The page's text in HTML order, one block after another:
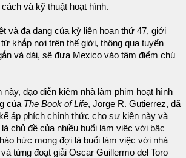
và kỹ thuật hoạt hình.
và đa dạng của kỳ liên hoan thứ 47, giới
khắp nơi trên thế giới, thông qua tuyển
và dài, sẽ đưa Mexico vào tâm điểm chú
đạo diễn kiêm nhà làm phim hoạt hình
của The Book of Life, Jorge R. Gutierrez, đã
áp phích chính thức cho sự kiện này và
chủ đề của nhiều buổi làm việc với bậc
hức mong đợi là buổi làm việc với nhà
từng đoạt giải Oscar Guillermo del Toro